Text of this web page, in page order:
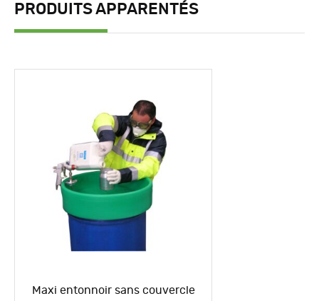
PRODUITS APPARENTÉS
Maxi entonnoir sans couvercle